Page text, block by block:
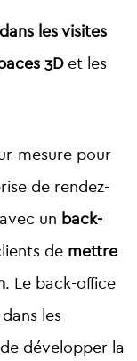
les visites
3Det les
mesure pour
de rendez-
un back-
de mettre
. Le back-office
les
développer la